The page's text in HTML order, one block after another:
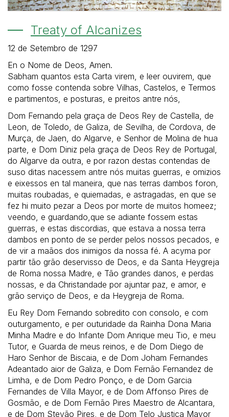
Treaty of Alcanizes
12 de Setembro de 1297
En o Nome de Deos, Amen.
Sabham quantos esta Carta virem, e leer ouvirem, que
como fosse contenda sobre Vilhas, Castelos, e Termos
e partimentos, e posturas, e preitos antre nós,
Dom Fernando pela graça de Deos Rey de Castella, de
Leon, de Toledo, de Galiza, de Sevilha, de Cordova, de
Murça, de Jaen, do Algarve, e Senhor de Molina de hua
parte, e Dom Diniz pela graça de Deos Rey de Portugal,
do Algarve da outra, e por razon destas contendas de
suso ditas nacessem antre nós muitas guerras, e omizios
e eixessos en tal maneira, que nas terras dambos foron,
muitas roubadas, e quiemadas, e astragadas, en que se
fez hi muito pezar a Deos por morte de muitos homeez;
veendo, e guardando,que se adiante fossem estas
guerras, e estas discordias, que estava a nossa terra
dambos en ponto de se perder pelos nossos pecados, e
de vir a maãos dos inimigos da nossa fé. A acyma por
partir tão grão deservisso de Deos, e da Santa Heygreja
de Roma nossa Madre, e Tão grandes danos, e perdas
nossas, e da Christandade por ajuntar paz, e amor, e
grão serviço de Deos, e da Heygreja de Roma.
Eu Rey Dom Fernando sobredito con consolo, e com
outurgamento, e per outuridade da Rainha Dona Maria
Minha Madre e do Infante Dom Anrique meu Tio, e meu
Tutor, e Guarda de meus reinos, e de Dom Diego de
Haro Senhor de Biscaia, e de Dom Joham Fernandes
Adeantado aior de Galiza, e Dom Fernão Fernandez de
Limha, e de Dom Pedro Ponço, e de Dom Garcia
Fernandes de Villa Mayor, e de Dom Affonso Pires de
Gosmão, e de Dom Fernão Pires Maestro de Alcantara,
e de Dom Stevão Pires, e de Dom Telo Justiça Mayor